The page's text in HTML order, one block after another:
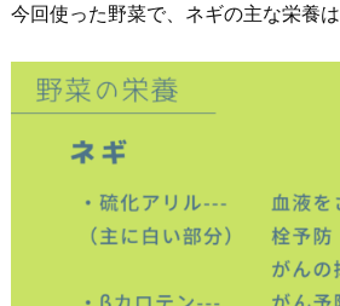
今回使った野菜で、ネギの主な栄養は